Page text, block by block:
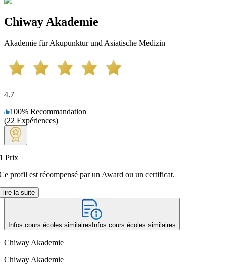
Chiway Akademie
Akademie für Akupunktur und Asiatische Medizin
4.7
100% Recommandation
(22 Expériences)
Prix
profil est récompensé par un Award ou un certificat.
lire la suite
Infos cours écoles similaires Infos cours écoles similaires
Chiway Akademie
Chiway Akademie